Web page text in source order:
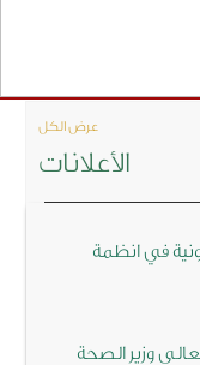
الأعلانات
عرض الكل
انظمة
الصحة